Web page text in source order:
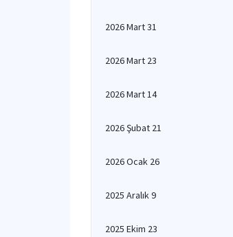
2026 Mart 31
2026 Mart 23
2026 Mart 14
2026 Şubat 21
2026 Ocak 26
2025 Aralık 9
2025 Ekim 23